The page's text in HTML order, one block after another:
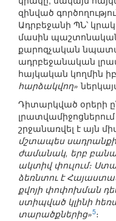
զինված
Ադրբեջանի ՊՆ՝
մասին
քարոզչական
ադրբեջանական
հայկական կողմին
հարձակվող»
Դիտարկված օրերի
շրջանառվել է այն
մշտապես սադրանքի
ժամանակ, երբ
ակտիվ փուլում։
ձեռնտու է
քվոյի փոփոխման
ստիպված կլինի
տարածքներից»5։